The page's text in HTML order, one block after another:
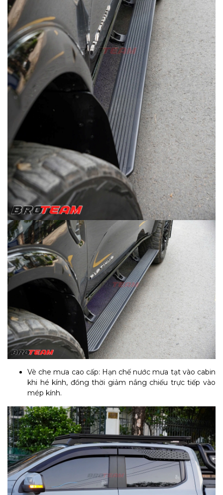
Vè che mưa cao cấp: Hạn chế nước mưa tạt vào cabin
khi hé kính, đồng thời giảm nắng chiếu trực tiếp vào
mép kính.